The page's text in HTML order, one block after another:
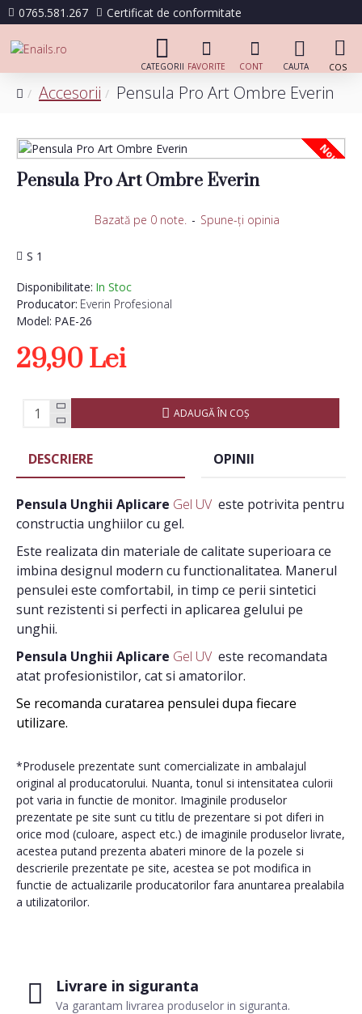
0765.581.267 Certificat de conformitate
Accesorii Pensula Pro Art Ombre Everin
Nou
Pensula Pro Art Ombre Everin
Disponibilitate: In Stoc
Producator: Everin Profesional
Model: PAE-26
S 1
Bazată pe 0 note. - Spune-ţi opinia
29,90 Lei
ADAUGĂ ÎN COŞ
Livrare in siguranta
Va garantam livrarea produselor in siguranta.
DESCRIERE OPINII
Pensula Unghii Aplicare Gel UV este potrivita pentru
constructia unghiilor cu gel.
Este realizata din materiale de calitate superioara ce
imbina designul modern cu functionalitatea. Manerul
pensulei este comfortabil, in timp ce perii sintetici
sunt rezistenti si perfecti in aplicarea gelului pe
unghii.
Pensula Unghii Aplicare Gel UV este recomandata
atat profesionistilor, cat si amatorilor.
Se recomanda curatarea pensulei dupa fiecare
utilizare.
*Produsele prezentate sunt comercializate in ambalajul
original al producatorului. Nuanta, tonul si intensitatea culorii
pot varia in functie de monitor. Imaginile produselor
prezentate pe site sunt cu titlu de prezentare si pot diferi in
orice mod (culoare, aspect etc.) de imaginile produselor livrate,
acestea putand prezenta abateri minore de la pozele si
descrierile prezentate pe site, acestea se pot modifica in
functie de actualizarile producatorilor fara anuntarea prealabila
a utilizatorilor.